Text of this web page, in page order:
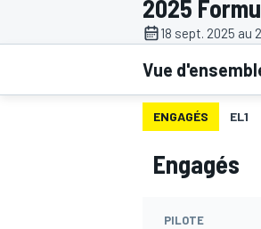
2025
18 sept. 2025 au
Vue
ENGAGÉS EL1
Engagés
PILOTE